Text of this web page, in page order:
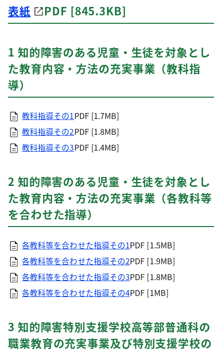
表紙 PDF [845.3KB]
1 知的障害のある児童・生徒を対象とし
た教育内容・方法の充実事業（教科指
導）
教科指導その1PDF [1.7MB]
教科指導その2PDF [1.8MB]
教科指導その3PDF [1.4MB]
2 知的障害のある児童・生徒を対象とし
た教育内容・方法の充実事業（各教科等
を合わせた指導）
各教科等を合わせた指導その1PDF [1.5MB]
各教科等を合わせた指導その2PDF [1.9MB]
各教科等を合わせた指導その3PDF [1.8MB]
各教科等を合わせた指導その4PDF [1MB]
3 知的障害特別支援学校高等部普通科の
職業教育の充実事業及び特別支援学校の